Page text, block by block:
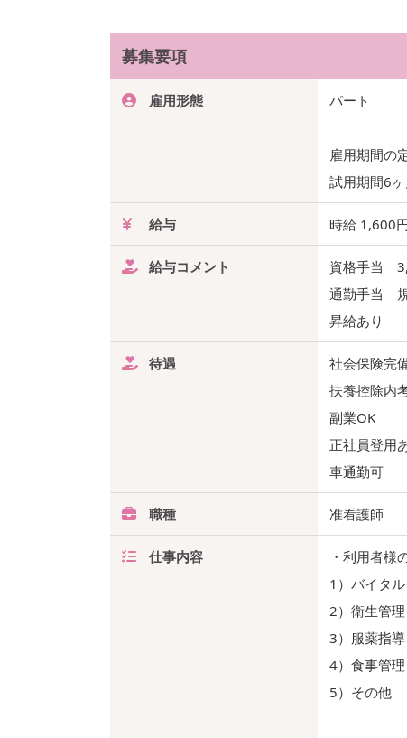
募集要項
雇用形態 パート
雇用期間の
試用期間6ヶ
給与 時給 1,600
給与コメント
資格手当
通勤手当 規
昇給あり
待遇
社会保険完
扶養控除内
副業OK
正社員登用
車通勤可
職種 准看護師
仕事内容
・利用者様
1）バイタ
2）衛生管理
3）服薬指導
4）食事管理
5）その他